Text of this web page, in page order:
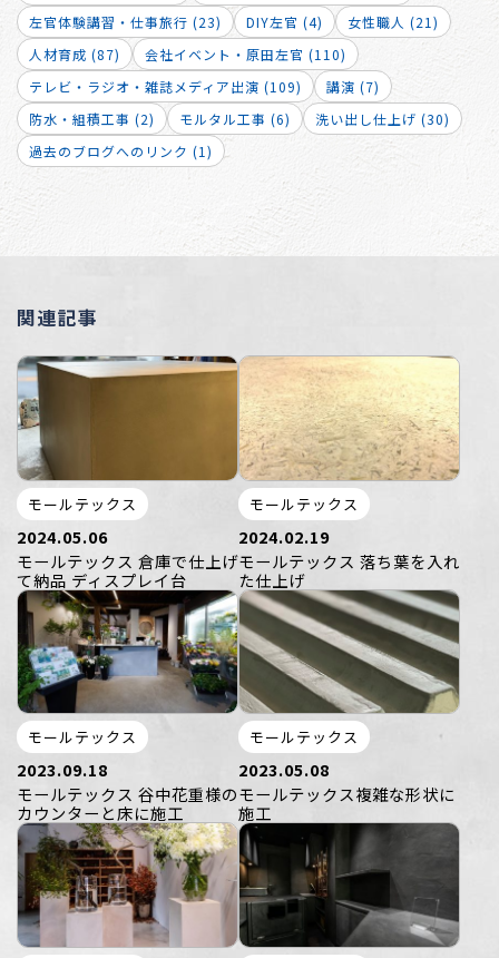
左官体験講習・仕事旅行 (23)
DIY左官 (4)
女性職人 (21)
人材育成 (87)
会社イベント・原田左官 (110)
テレビ・ラジオ・雑誌メディア出演 (109)
講演 (7)
防水・組積工事 (2)
モルタル工事 (6)
洗い出し仕上げ (30)
過去のブログへのリンク (1)
関連記事
モールテックス
2024.05.06
モールテックス 倉庫で仕上げ
て納品 ディスプレイ台
モールテックス
2024.02.19
モールテックス 落ち葉を入れ
た仕上げ
モールテックス
2023.09.18
モールテックス 谷中花重様の
カウンターと床に施工
モールテックス
2023.05.08
モールテックス複雑な形状に
施工